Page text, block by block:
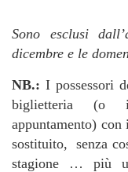
Sono esclusi
dicembre e le
NB.:I possessori
biglietteria (o
appuntamento)
sostituito, senza
stagione … più